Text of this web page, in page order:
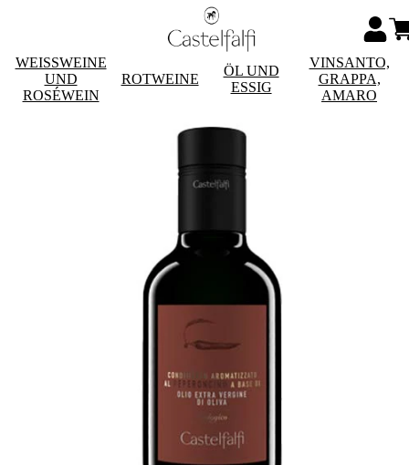
WEISSWEINE
UND
ROSÉWEIN
ROTWEINE
ÖL UND
ESSIG
VINSANTO,
GRAPPA,
AMARO